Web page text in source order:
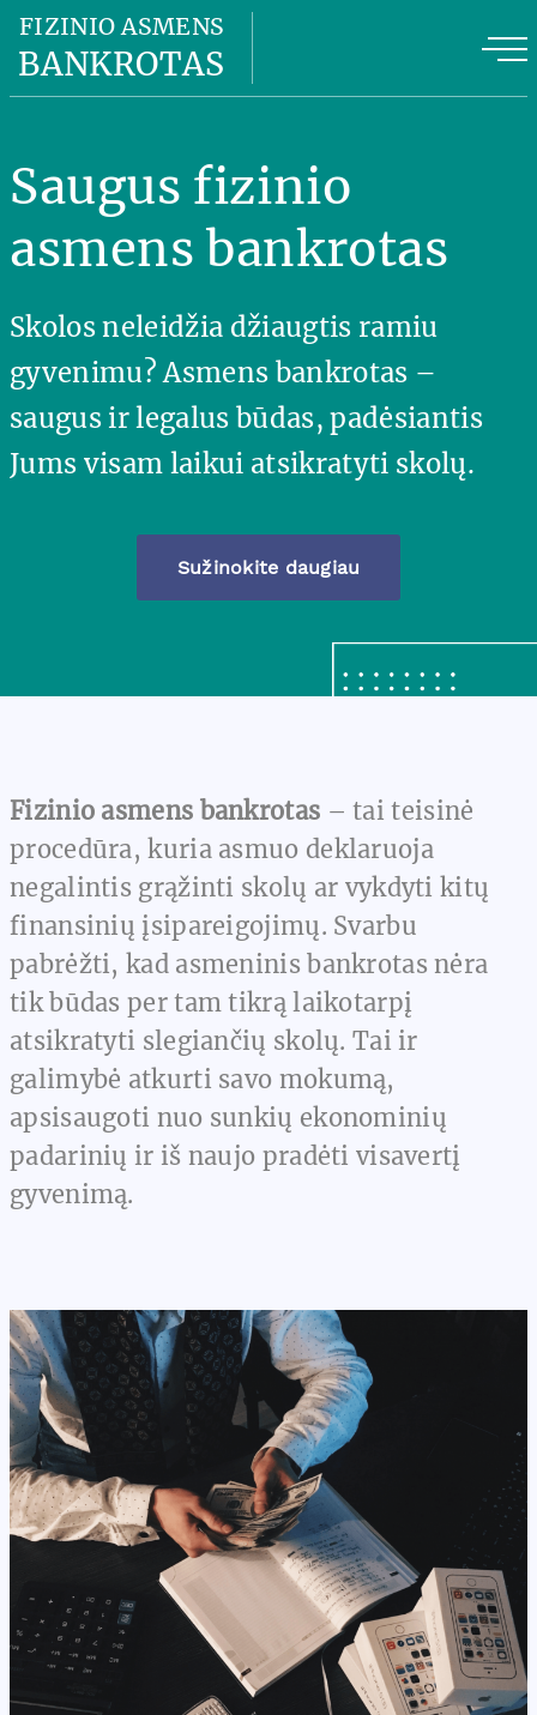
FIZINIO ASMENS
BANKROTAS Fizinio asmens bankroto kaina
Apie mus
Kontaktai
Saugus fizinio
asmens bankrotas
Skolos neleidžia džiaugtis ramiu
gyvenimu? Asmens bankrotas –
saugus ir legalus būdas, padėsiantis
Jums visam laikui atsikratyti skolų.
Sužinokite daugiau
Fizinio asmens bankrotas – tai teisinė
procedūra, kuria asmuo deklaruoja
negalintis grąžinti skolų ar vykdyti kitų
finansinių įsipareigojimų. Svarbu
pabrėžti, kad asmeninis bankrotas nėra
tik būdas per tam tikrą laikotarpį
atsikratyti slegiančių skolų. Tai ir
galimybė atkurti savo mokumą,
apsisaugoti nuo sunkių ekonominių
padarinių ir iš naujo pradėti visavertį
gyvenimą.